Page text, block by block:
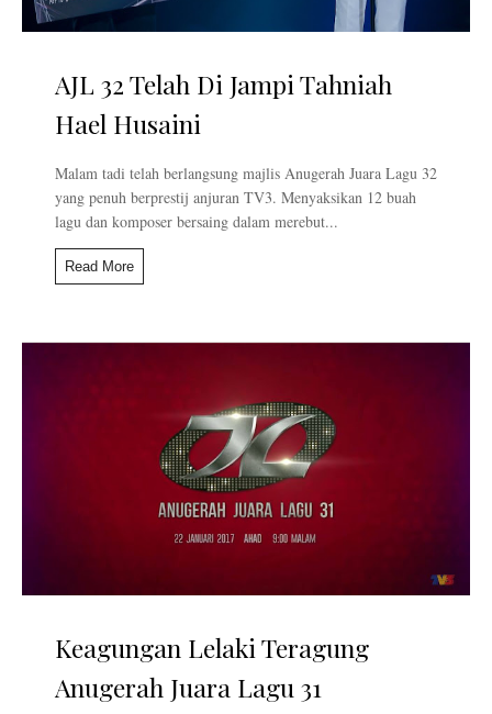
AJL 32 Telah Di Jampi Tahniah
Hael Husaini
Malam tadi telah berlangsung majlis Anugerah Juara Lagu 32
yang penuh berprestij anjuran TV3. Menyaksikan 12 buah
lagu dan komposer bersaing dalam merebut...
Read More
Keagungan Lelaki Teragung
Anugerah Juara Lagu 31